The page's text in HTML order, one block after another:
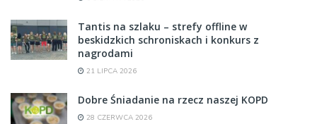
Tantis na szlaku – strefy offline w
beskidzkich schroniskach i konkurs z
nagrodami
21 LIPCA 2026
Dobre Śniadanie na rzecz naszej KOPD
28 CZERWCA 2026